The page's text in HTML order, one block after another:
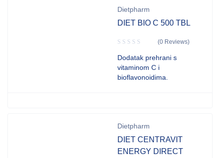
Dietpharm
DIET BIO C 500 TBL
(0 Reviews)
Dodatak prehrani s
vitaminom C i
bioflavonoidima.
Dietpharm
DIET CENTRAVIT
ENERGY DIRECT